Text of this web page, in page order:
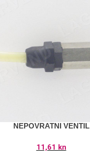
NEPOVRATNI VENTIL
11,61 kn